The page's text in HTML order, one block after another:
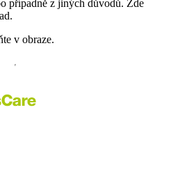
případně z jiných důvodů. Zde
v obraze.